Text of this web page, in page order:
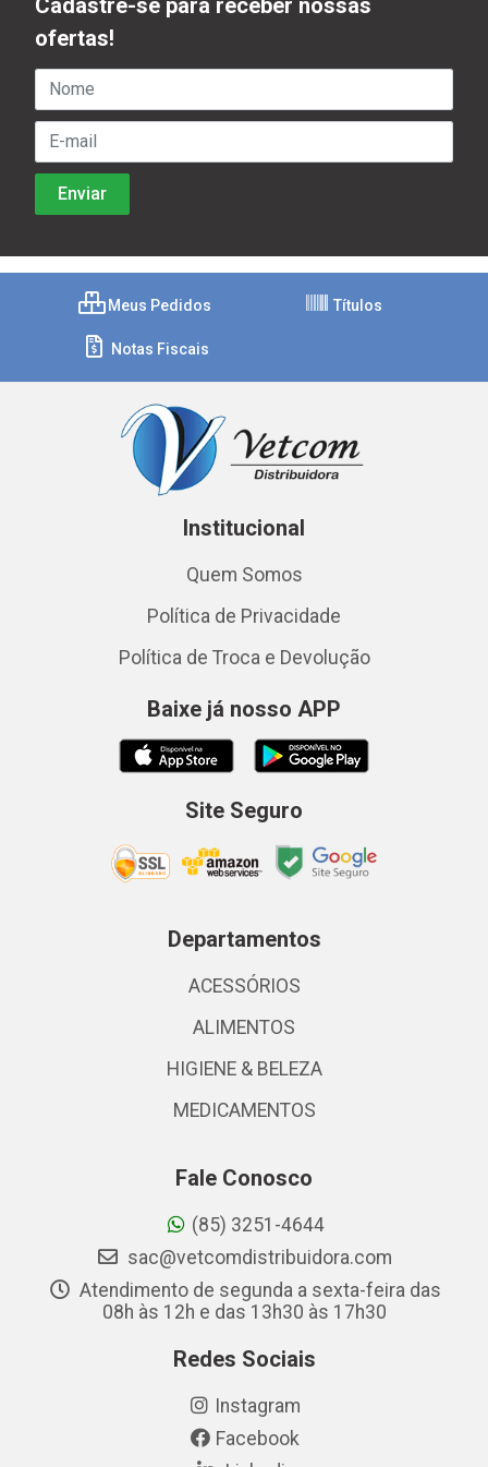
ofertas!
Meus Pedidos Títulos
Notas Fiscais
Institucional
Quem Somos
Política de Privacidade
Política de Troca e Devolução
Baixe já nosso APP
Site Seguro
Departamentos
ACESSÓRIOS
ALIMENTOS
HIGIENE & BELEZA
MEDICAMENTOS
Fale Conosco
(85) 3251-4644
sac@vetcomdistribuidora.com
Atendimento de segunda a sexta-feira das
08h às 12h e das 13h30 às 17h30
Redes Sociais
Instagram
Facebook